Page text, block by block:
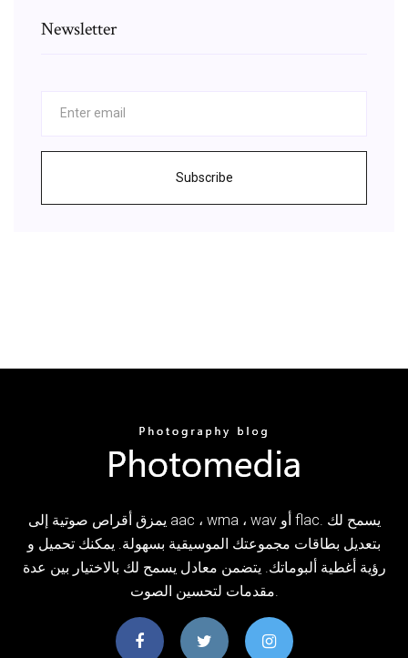
Newsletter
Subscribe
يمزق أقراص صوتية إلى aac ، wma ، wav أو flac. يسمح لك
بتعديل بطاقات مجموعتك الموسيقية بسهولة. يمكنك تحميل و
رؤية أغطية ألبوماتك. يتضمن معادل يسمح لك بالاختيار بين عدة